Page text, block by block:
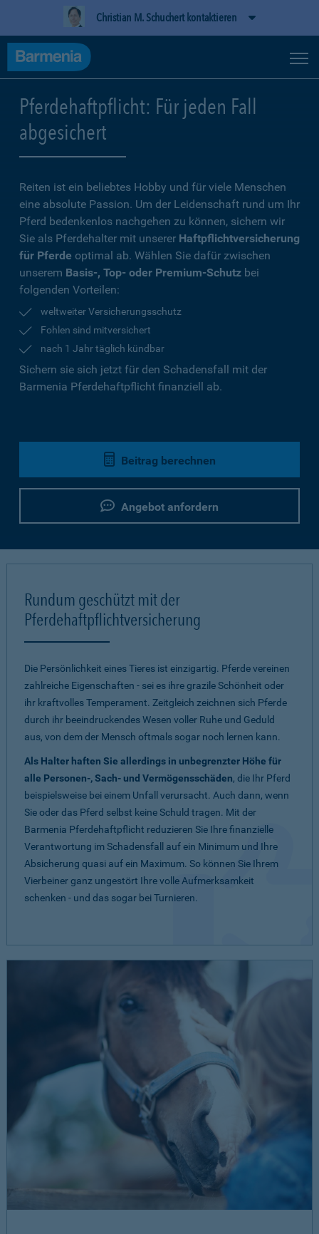
Christian M. Schuchert kontaktieren
Pferdehaftpflicht: Für jeden Fall
abgesichert
Reiten ist ein beliebtes Hobby und für viele Menschen
eine absolute Passion. Um der Leidenschaft rund um Ihr
Pferd bedenkenlos nachgehen zu können, sichern wir
Sie als Pferdehalter mit unserer Haftpflichtversicherung
für Pferde optimal ab. Wählen Sie dafür zwischen
unserem Basis-, Top- oder Premium-Schutz bei
folgenden Vorteilen:
weltweiter Versicherungsschutz
Fohlen sind mitversichert
nach 1 Jahr täglich kündbar
Sichern sie sich jetzt für den Schadensfall mit der
Barmenia Pferdehaftpflicht finanziell ab.
Beitrag berechnen
Angebot anfordern
Rundum geschützt mit der
Pferdehaftpflichtversicherung
Die Persönlichkeit eines Tieres ist einzigartig. Pferde vereinen
zahlreiche Eigenschaften - sei es ihre grazile Schönheit oder
ihr kraftvolles Temperament. Zeitgleich zeichnen sich Pferde
durch ihr beeindruckendes Wesen voller Ruhe und Geduld
aus, von dem der Mensch oftmals sogar noch lernen kann.
Als Halter haften Sie allerdings in unbegrenzter Höhe für
alle Personen-, Sach- und Vermögensschäden, die Ihr Pferd
beispielsweise bei einem Unfall verursacht. Auch dann, wenn
Sie oder das Pferd selbst keine Schuld tragen. Mit der
Barmenia Pferdehaftpflicht reduzieren Sie Ihre finanzielle
Verantwortung im Schadensfall auf ein Minimum und Ihre
Absicherung quasi auf ein Maximum. So können Sie Ihrem
Vierbeiner ganz ungestört Ihre volle Aufmerksamkeit
schenken - und das sogar bei Turnieren.